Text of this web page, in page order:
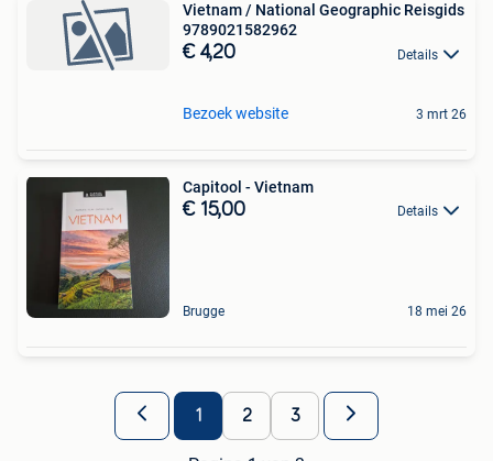
Vietnam / National Geographic Reisgids
9789021582962
€ 4,20 Details
Bezoek website 3 mrt 26
Capitool - Vietnam
€ 15,00 Details
Brugge 18 mei 26
1 2 3